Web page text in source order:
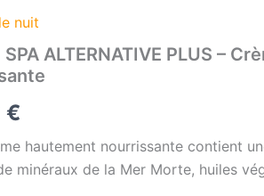
nuit
SPA ALTERNATIVE PLUS –
€
hautement nourrissante contient
minéraux de la Mer Morte, huiles